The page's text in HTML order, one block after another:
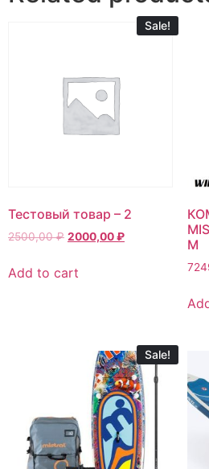
Sale!
Тестовый товар – 2
2500,00₽ 2000,00₽
Add to cart
М
Sale!